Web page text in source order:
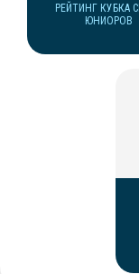
РЕЙТИНГ КУБКА
ЮНИОРОВ